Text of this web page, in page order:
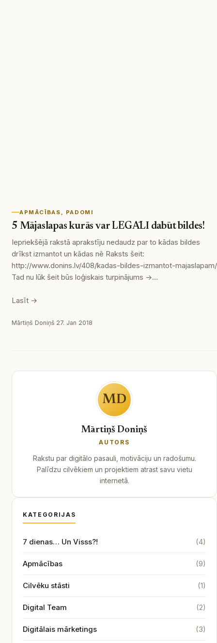
APMĀCĪBAS PADOMI
5 Mājaslapas kurās var LEGĀLI dabūt bildes!
Iepriekšējā rakstā aprakstīju nedaudz par to kādas bildes
drīkst izmantot un kādas nē Raksts šeit:
http://www.donins.lv/408/kadas-bildes-izmantot-majaslapam/
Tad nu lūk šeit būs loģiskais turpinājums ->…
Lasīt →
Mārtiņš Doniņš·27. Jan 2018
MD
Mārtiņš Doniņš
AUTORS
Rakstu par digitālo pasauli, motivāciju un radošumu.
Palīdzu cilvēkiem un projektiem atrast savu vietu
internetā.
KATEGORIJAS
7 dienas… Un Visss?! (4)
Apmācības (9)
Cilvēku stāsti (1)
Digital Team (2)
Digitālais mārketings (3)